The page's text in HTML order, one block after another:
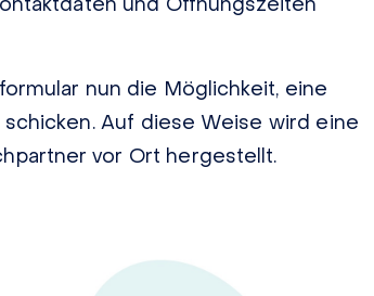
nun die Möglichkeit, eine
Auf diese Weise wird eine
vor Ort hergestellt.